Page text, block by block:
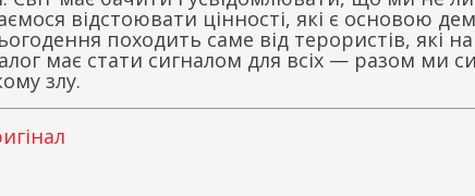
відстоювати цінності, які є основою
походить саме від терористів, які
має стати сигналом для всіх — разом ми
злу.